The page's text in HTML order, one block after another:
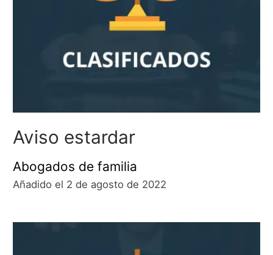
Aviso estardar
Abogados de familia
Añadido el 2 de agosto de 2022